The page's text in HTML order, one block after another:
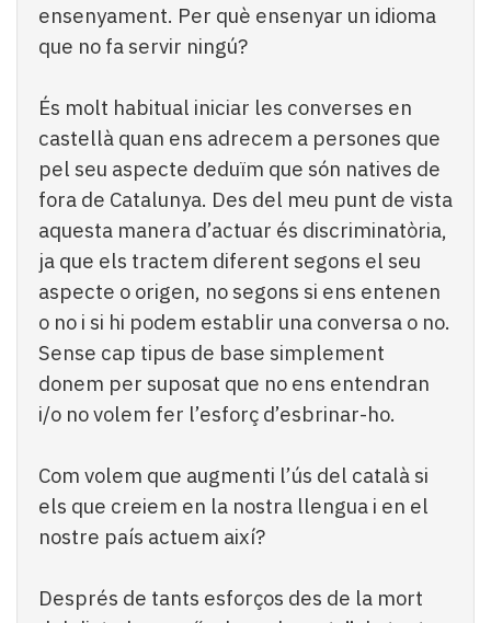
ensenyament. Per què ensenyar un idioma
que no fa servir ningú?
És molt habitual iniciar les converses en
castellà quan ens adrecem a persones que
pel seu aspecte deduïm que són natives de
fora de Catalunya. Des del meu punt de vista
aquesta manera d’actuar és discriminatòria,
ja que els tractem diferent segons el seu
aspecte o origen, no segons si ens entenen
o no i si hi podem establir una conversa o no.
Sense cap tipus de base simplement
donem per suposat que no ens entendran
i/o no volem fer l’esforç d’esbrinar-ho.
Com volem que augmenti l’ús del català si
els que creiem en la nostra llengua i en el
nostre país actuem així?
Després de tants esforços des de la mort